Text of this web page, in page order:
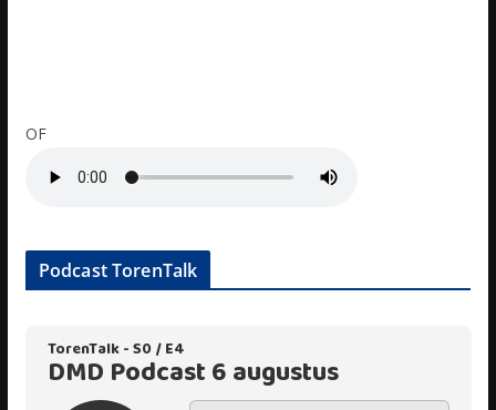
OF
Podcast TorenTalk